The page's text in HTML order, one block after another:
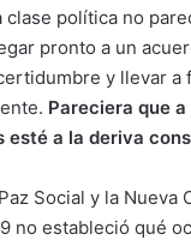
clase política no
pronto a un
y llevar a
Pareciera que
esté a la deriva
Social y la Nueva
no estableció qué